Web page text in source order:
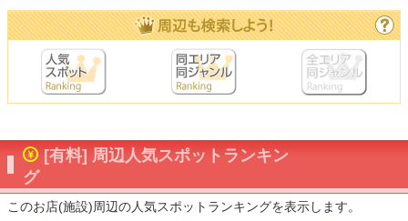
[有料] 周辺人気スポットランキン
グ
このお店(施設)周辺の人気スポットランキングを表示します。